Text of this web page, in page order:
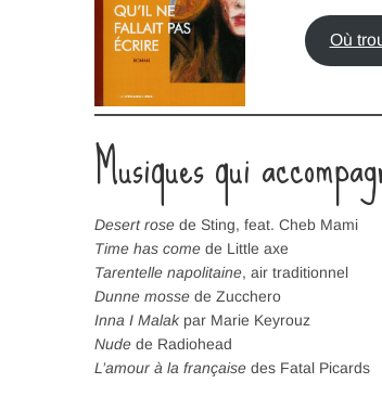
Où
Musiques qui
Desert rose de Sting, feat. Cheb Mami
Time has come de Little axe
Tarentelle napolitaine, air traditionnel
Dunne mosse de Zucchero
Inna I Malakpar Marie Keyrouz
Nude de Radiohead
L’amour à la française des Fatal Picards